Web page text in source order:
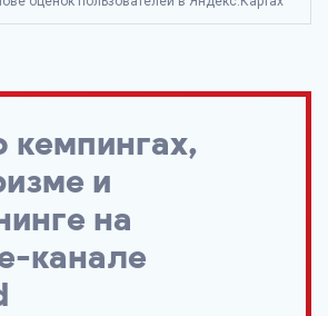
кемпингах,
и
на
канале